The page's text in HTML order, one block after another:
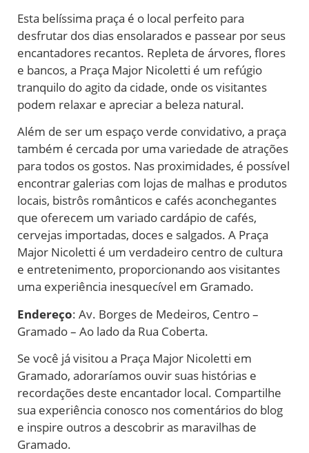
Esta belíssima praça é o local perfeito para
desfrutar dos dias ensolarados e passear por seus
encantadores recantos. Repleta de árvores, flores
e bancos, a Praça Major Nicoletti é um refúgio
tranquilo do agito da cidade, onde os visitantes
podem relaxar e apreciar a beleza natural.
Além de ser um espaço verde convidativo, a praça
também é cercada por uma variedade de atrações
para todos os gostos. Nas proximidades, é possível
encontrar galerias com lojas de malhas e produtos
locais, bistrôs românticos e cafés aconchegantes
que oferecem um variado cardápio de cafés,
cervejas importadas, doces e salgados. A Praça
Major Nicoletti é um verdadeiro centro de cultura
e entretenimento, proporcionando aos visitantes
uma experiência inesquecível em Gramado.
Endereço: Av. Borges de Medeiros, Centro –
Gramado – Ao lado da Rua Coberta.
Se você já visitou a Praça Major Nicoletti em
Gramado, adoraríamos ouvir suas histórias e
recordações deste encantador local. Compartilhe
sua experiência conosco nos comentários do blog
e inspire outros a descobrir as maravilhas de
Gramado.